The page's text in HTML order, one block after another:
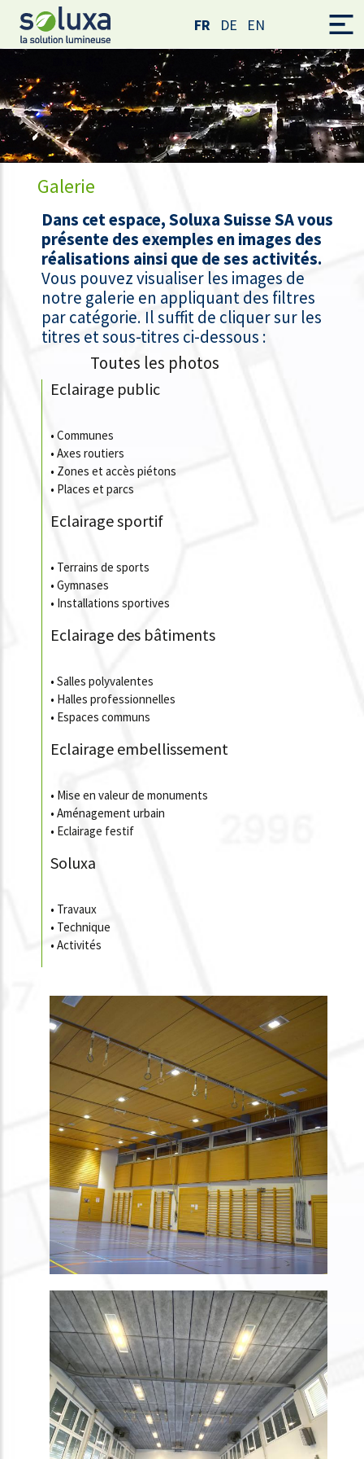
FR DE EN
Galerie
Dans cet espace, Soluxa Suisse SA vous
présente des exemples en images des
réalisations ainsi que de ses activités.
Vous pouvez visualiser les images de
notre galerie en appliquant des filtres
par catégorie. Il suffit de cliquer sur les
titres et sous-titres ci-dessous :
Toutes les photos
Eclairage public
• Communes
• Axes routiers
• Zones et accès piétons
• Places et parcs
Eclairage sportif
• Terrains de sports
• Gymnases
• Installations sportives
Eclairage des bâtiments
• Salles polyvalentes
• Halles professionnelles
• Espaces communs
Eclairage embellissement
• Mise en valeur de monuments
• Aménagement urbain
• Eclairage festif
Soluxa
• Travaux
• Technique
• Activités